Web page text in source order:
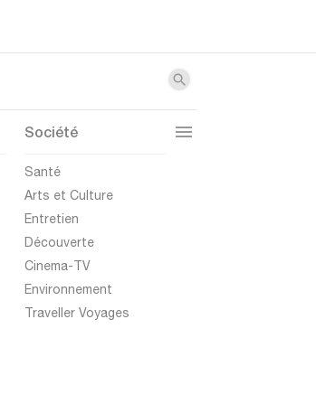
Société
Santé
Arts et Culture
Entretien
Découverte
Cinema-TV
Environnement
Traveller Voyages